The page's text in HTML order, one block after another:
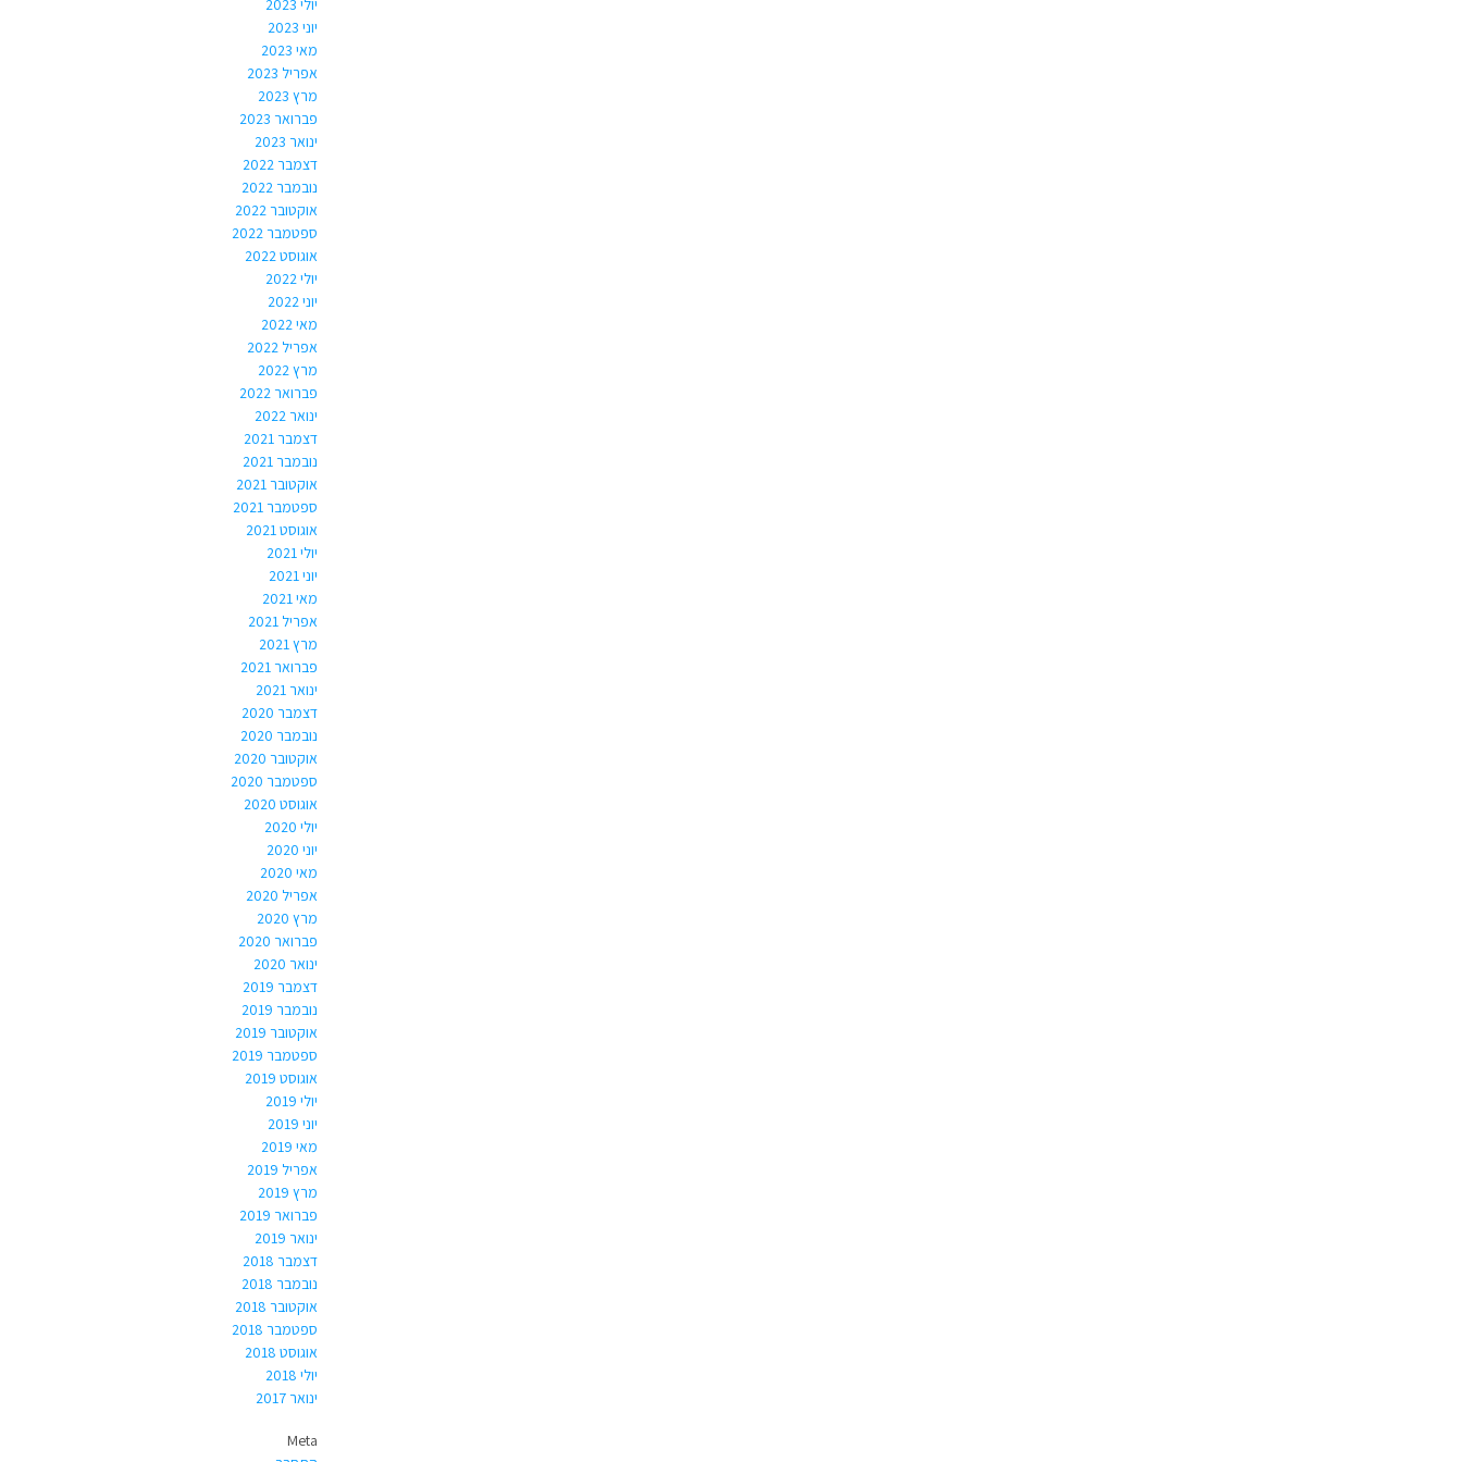
יוני 2023
מאי 2023
אפריל 2023
מרץ 2023
פברואר 2023
ינואר 2023
דצמבר 2022
נובמבר 2022
אוקטובר 2022
ספטמבר 2022
אוגוסט 2022
יולי 2022
יוני 2022
מאי 2022
אפריל 2022
מרץ 2022
פברואר 2022
ינואר 2022
דצמבר 2021
נובמבר 2021
אוקטובר 2021
ספטמבר 2021
אוגוסט 2021
יולי 2021
יוני 2021
מאי 2021
אפריל 2021
מרץ 2021
פברואר 2021
ינואר 2021
דצמבר 2020
נובמבר 2020
אוקטובר 2020
ספטמבר 2020
אוגוסט 2020
יולי 2020
יוני 2020
מאי 2020
אפריל 2020
מרץ 2020
פברואר 2020
ינואר 2020
דצמבר 2019
נובמבר 2019
אוקטובר 2019
ספטמבר 2019
אוגוסט 2019
יולי 2019
יוני 2019
מאי 2019
אפריל 2019
מרץ 2019
פברואר 2019
ינואר 2019
דצמבר 2018
נובמבר 2018
אוקטובר 2018
ספטמבר 2018
אוגוסט 2018
יולי 2018
ינואר 2017
Meta